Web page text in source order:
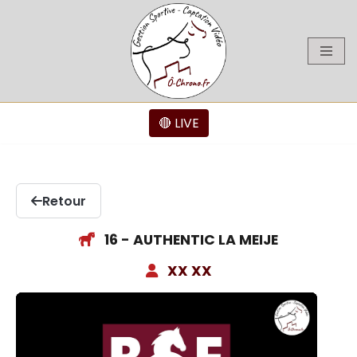
🔴 LIVE
Retour
16 - AUTHENTIC LA MEIJE
XX XX